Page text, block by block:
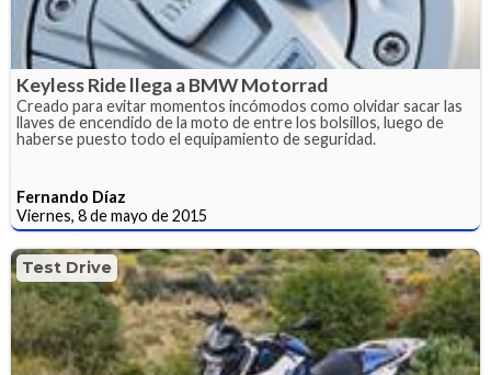
Keyless Ride llega a BMW Motorrad
Creado para evitar momentos incómodos como olvidar sacar las
llaves de encendido de la moto de entre los bolsillos, luego de
haberse puesto todo el equipamiento de seguridad.
Fernando Díaz
Viernes, 8 de mayo de 2015
Test Drive